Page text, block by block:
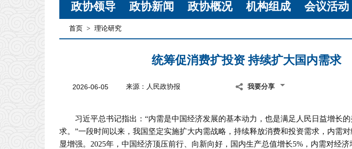
政协领导 政协新闻 政协概况 机构组成 会议活动
首页 > 理论研究
统筹促消费扩投资 持续扩大国内需求
2026-06-05 来源：人民政协报 我要分享
习近平总书记指出：“内需是中国经济发展的基本动力，也是满足人民日益增长
求。”一段时间以来，我国坚定实施扩大内需战略，持续释放消费和投资需求，内需
显增强。2025年，中国经济顶压前行、向新向好，国内生产总值增长5%，内需对经济